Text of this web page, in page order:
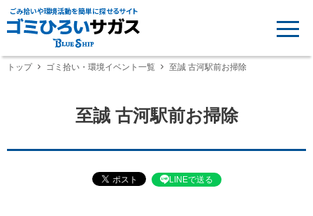
ごみ拾いや環境活動を簡単に探せるサイト
トップ ゴミ拾い・環境イベント一覧 至誠 古河駅前お掃除
至誠 古河駅前お掃除
LINEで送る